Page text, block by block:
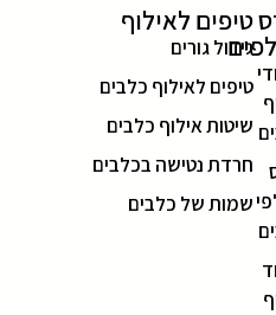
טיפים לאילוף
גידול גורים
טיפים לאילוף כלבים
שיטות אילוף כלבים
חרדת נטישה בכלבים
שמות של כלבים